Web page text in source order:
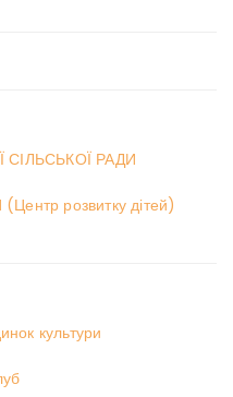
СІЛЬСЬКОЇ РАДИ
розвитку дітей)
культури